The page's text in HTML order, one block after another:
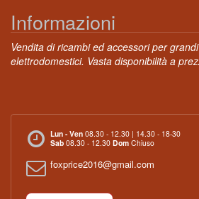
Informazioni
Vendita di ricambi ed accessori per
elettrodomestici. Vasta disponibilità a
Lun - Ven 08.30 - 12.30 | 14.30 - 18-30
Sab 08.30 - 12.30 Dom Chiuso
foxprice2016@gmail.com